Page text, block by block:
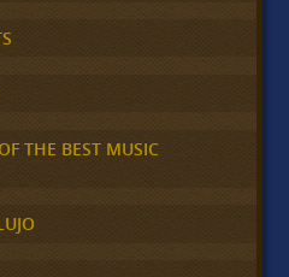
THE BEST MUSIC